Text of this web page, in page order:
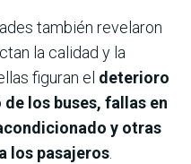
también revelaron
la calidad y la
figuran el deterioro
los buses, fallas en
y otras
los pasajeros